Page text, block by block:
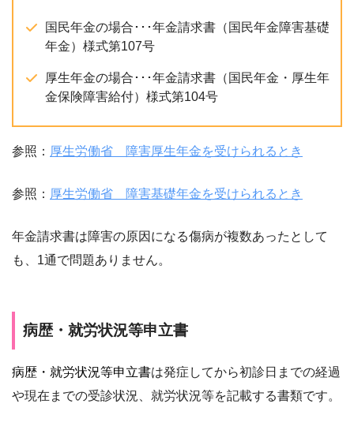
国民年金の場合･･･年金請求書（国民年金障害基礎
年金）様式第107号
厚生年金の場合･･･年金請求書（国民年金・厚生年
金保険障害給付）様式第104号
参照： 厚生労働省 障害厚生年金を受けられるとき
参照： 厚生労働省 障害基礎年金を受けられるとき
年金請求書は障害の原因になる傷病が複数あったとして
も、1通で問題ありません。
病歴・就労状況等申立書
病歴・就労状況等申立書は発症してから初診日までの経過
や現在までの受診状況、就労状況等を記載する書類です。